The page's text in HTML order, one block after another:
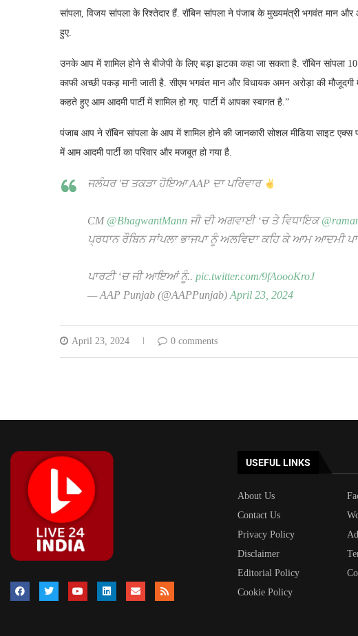
सांपला, विजय सांपला के रिश्तेदार हैं. रॉबिन सांपला ने पंजाब के मुख्यमंत्री भगवंत मान और
हुए.
उनके आप में शामिल होने से बीजेपी के लिए बड़ा झटका कहा जा सकता है. रॉबिन सांपला
काफी अच्छी पकड़ मानी जाती है. सीएम भगवंत मान और विधायक अमन अरोड़ा की मौजूदगी में
कहते हुए आम आदमी पार्टी में शामिल हो गए. पार्टी में आपका स्वागत है.”
पंजाब आप ने रॉबिन सांपला के आप में शामिल होने की जानकारी सोशल मीडिया साइट
में आम आदमी पार्टी का परिवार और मजबूत हो गया है.
ਜਲੰਧਰ 'ਚ ਤਕੜਾ ਹੋਇਆ AAP ਦਾ ਪਰਿਵਾਰ
CM @BhagwantMann ਜੀ ਦੀ ਅਗਵਾਈ ‘ਚ ਤੇ ਵਿਧਾਇਕ
ਪ੍ਰਧਾਨ ਰੌਬਿਨ ਸਾਂਪਲਾ ਭਾਜਪਾ ਨੂੰ ਅਲਵਿਦਾ ਕਹਿ ਕੇ ਆਮ ਆਦਮੀ
ਪਾਰਟੀ ‘ਚ ਜੀ ਆਇਆਂ ਨੂੰ.. pic.twitter.com/9fAoooKroJ
— AAP Punjab (@AAPPunjab) April 23, 2024
April 23, 2024 0 comments
USEFUL LINKS
About Us
Contact Us
Privacy Policy
Disclaimer
Editorial Policy
Cookie Policy